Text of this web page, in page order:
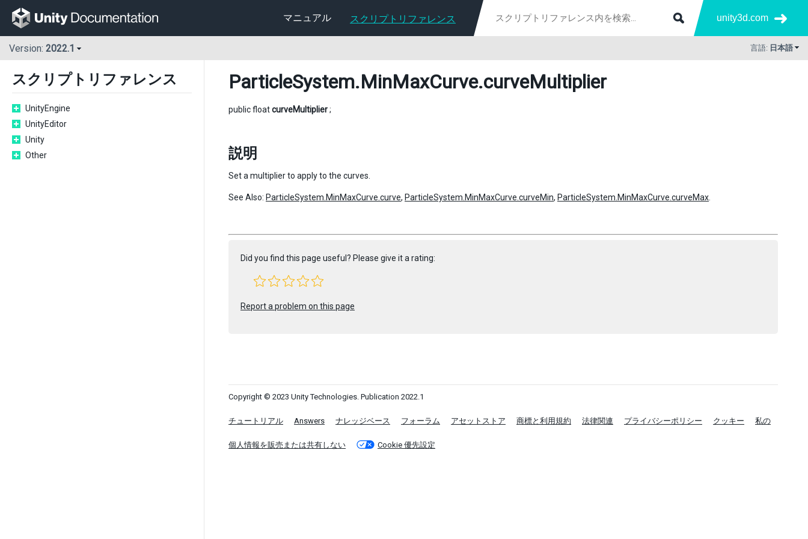
マニュアル スクリプトリファレンス unity3d.com
Version: 2022.1 言語: 日本語
スクリプトリファレンス
UnityEngine
UnityEditor
Unity
Other
ParticleSystem.MinMaxCurve.curveMultiplier
public floatcurveMultiplier;
説明
Set a multiplier to apply to the curves.
See Also: ParticleSystem.MinMaxCurve.curve, ParticleSystem.MinMaxCurve.curveMin, ParticleSystem.MinMaxCurve.curveMax
Did you find this page useful? Please give it a rating:
Report a problem on this page
Copyright © 2023 Unity Technologies. Publication 2022.1
チュートリアル Answers ナレッジベース フォーラム アセットストア 商標と利用規約 法律関連 プライバシーポリシー クッキー 私の
個人情報を販売または共有しない Cookie 優先設定